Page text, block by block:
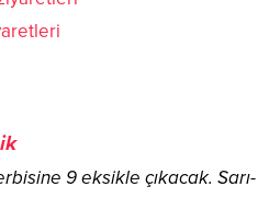
9 eksikle çıkacak. Sarı-